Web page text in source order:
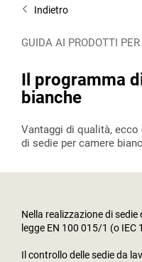
Indietro
GUIDA AI PRODOTTI
Il programma
bianche
Vantaggi di qualità,
di sedie per camere
Nella realizzazione di
legge EN 100 015/1 (o IEC
Il controllo delle sedie da